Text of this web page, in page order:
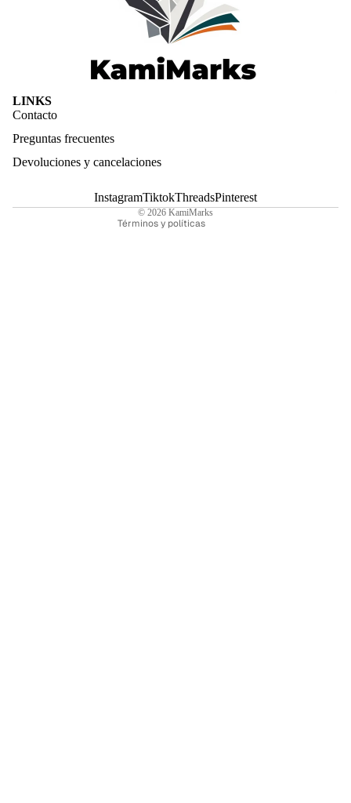
LINKS
Contacto
Preguntas frecuentes
Devoluciones y cancelaciones
InstagramTiktokThreadsPinterest
© 2026 KamiMarks
Términos y políticas
Información de contacto